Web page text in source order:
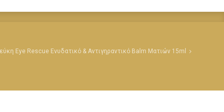
Eye Rescue Ενυδατικό & Αντιγηραντικό Balm Ματιών 15ml